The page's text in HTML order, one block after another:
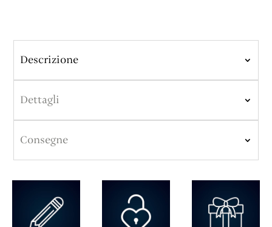
Descrizione
Dettagli
Consegne